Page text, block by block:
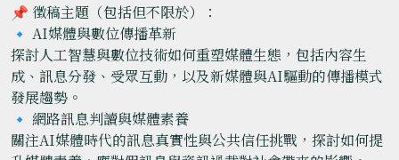
📌 徵稿主題（包括但不限於）：
🔹 AI媒體與數位傳播革新
探討人工智慧與數位技術如何重塑媒體生態，包括內容生
成、訊息分發、受眾互動，以及新媒體與AI驅動的傳播模式
發展趨勢。
🔹 網路訊息判讀與媒體素養
關注AI媒體時代的訊息真實性與公共信任挑戰，探討如何提